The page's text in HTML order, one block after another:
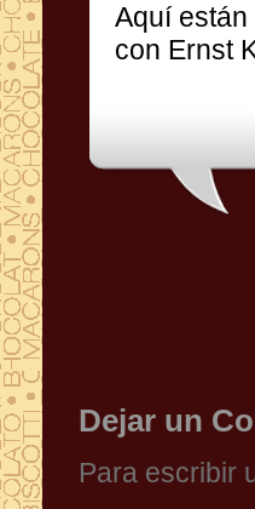
Aquí están
con Ernst
Dejar un
Para escribir